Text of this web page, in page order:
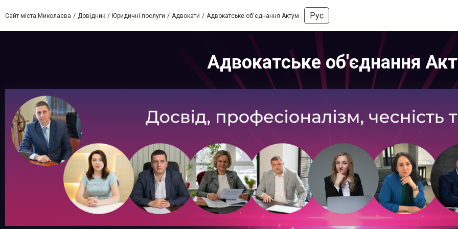
Сайт міста Миколаєва Довідник Юридичні послуги Адвокати Адвокатське об'єднання Актум Рус
Адвокатське об'єднання